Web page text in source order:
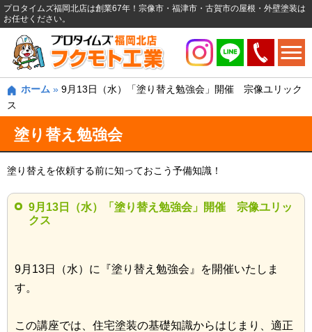
プロタイムズ福岡北店は創業67年！宗像市・福津市・古賀市の屋根・外壁塗装は
お任せください。
ホーム » 9月13日（水）「塗り替え勉強会」開催 宗像ユリック
ス
塗り替え勉強会
塗り替えを依頼する前に知っておこう予備知識！
9月13日（水）「塗り替え勉強会」開催 宗像ユリッ
クス
9月13日（水）に『塗り替え勉強会』を開催いたしま
す。
この講座では、住宅塗装の基礎知識からはじまり、適正